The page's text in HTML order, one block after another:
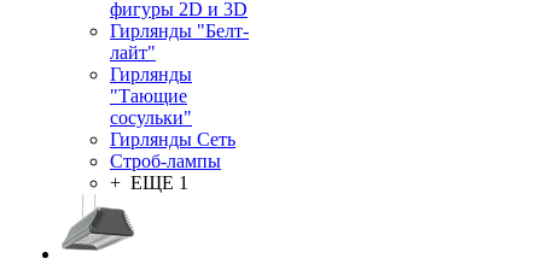
фигуры 2D и 3D
Гирлянды "Белт-
лайт"
Гирлянды
"Тающие
сосульки"
Гирлянды Сеть
Строб-лампы
+ ЕЩЕ 1